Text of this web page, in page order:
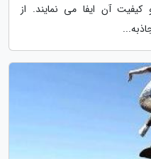
آن ایفا می نمایند. از